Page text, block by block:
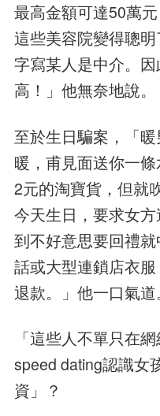
最高金額可達50萬
這些美容院變得聰
字寫某人是中介。
高！」他無奈地說。
至於生日騙案，「
暖，甫見面送你一
2元的淘寶貨，但就
今天生日，要求女
到不好意思要回禮
話或大型連鎖店衣
退款。」他一口氣道
「這些人不單只在
speed dating認識女
資」？